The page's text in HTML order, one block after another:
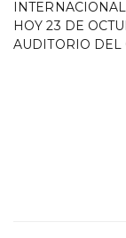
HOY 23 DE
AUDITORIO DEL